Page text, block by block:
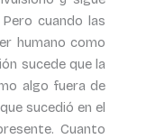
cuando las
humano como
sucede que la
algo fuera de
sucedió en el
Cuanto